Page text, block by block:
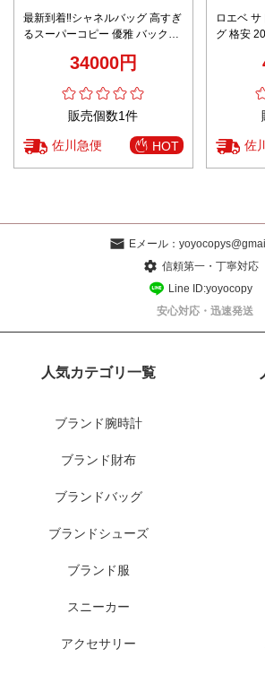
最新到着‼シャネルバッグ 高すぎ
るスーパーコピー 優雅 バックバ
34000円
販売個数1件
佐川急便 HOT
ロエベ
グ 格安
げ 安心
佐
Eメール：
信頼第一・丁寧対応
Line ID:yoyocopy
安心対応・迅速発送
人気カテゴリ一覧
ブランド腕時計
ブランド財布
ブランドバッグ
ブランドシューズ
ブランド服
スニーカー
アクセサリー